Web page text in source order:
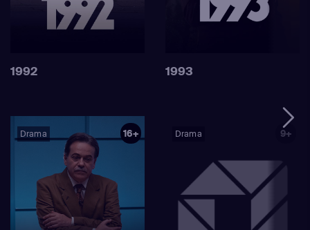
1992 1993
Drama 16+ Drama 9+